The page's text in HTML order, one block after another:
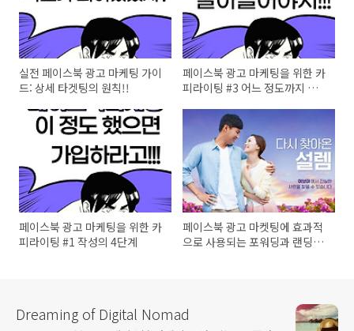
실전 페이스북 광고 마케팅 가이
드: 상세 타겟팅의 원칙!!
페이스북 광고 마케팅을 위한 카
피라이팅 #3 어느 정도까지 성
페이스북 광고 마케팅을 위한 카
피라이팅 #1 작성의 4단계
페이스북 광고 마켓팅에 효과적
으로 사용되는 포워딩과 랜딩페
Dreaming of Digital Nomad